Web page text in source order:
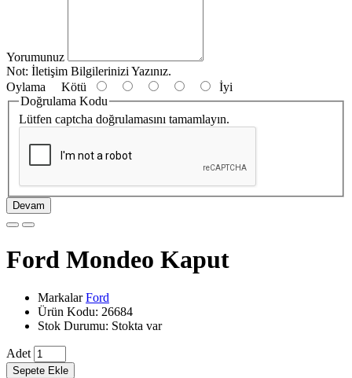
Yorumunuz
Not: İletişim Bilgilerinizi Yazınız.
Oylama Kötü
İyi
Doğrulama Kodu
Lütfen captcha doğrulamasını tamamlayın.
Devam
Ford Mondeo Kaput
MarkalarFord
Ürün Kodu: 26684
Stok Durumu: Stokta var
Adet
Sepete Ekle